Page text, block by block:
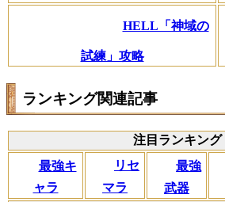
HELL「神域の
試練」攻略
ランキング関連記事
注目ランキング
最強キ
ャラ
リセ
マラ
最強
武器